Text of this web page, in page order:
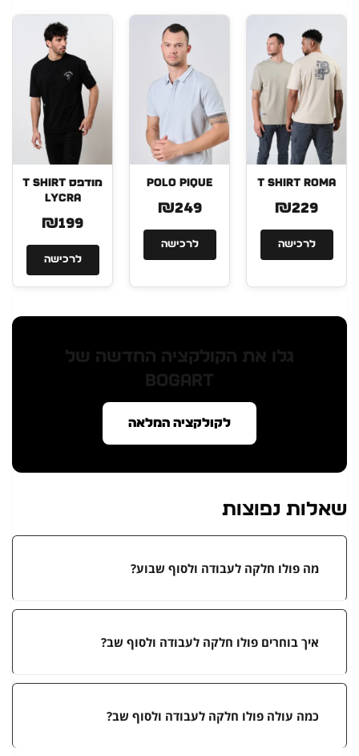
T SHIRT ROMA
₪229
לרכישה
POLO PIQUE
₪249
לרכישה
מודפס T SHIRT
LYCRA
₪199
לרכישה
גלו את הקולקציה החדשה של
BOGART
לקולקציה המלאה
שאלות נפוצות
מה פולו חלקה לעבודה ולסוף שבוע?
איך בוחרים פולו חלקה לעבודה ולסוף שב?
כמה עולה פולו חלקה לעבודה ולסוף שב?